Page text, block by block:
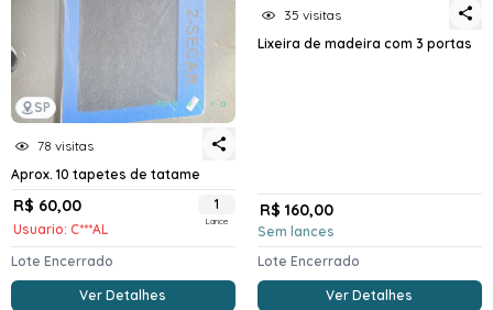
SP
78 visitas
Aprox. 10 tapetes de tatame
R$ 60,00
Usuario: C***AL
1
Lance
Lote Encerrado
Ver Detalhes
35 visitas
Lixeira de madeira com 3 portas
R$ 160,00
Sem lances
Lote Encerrado
Ver Detalhes